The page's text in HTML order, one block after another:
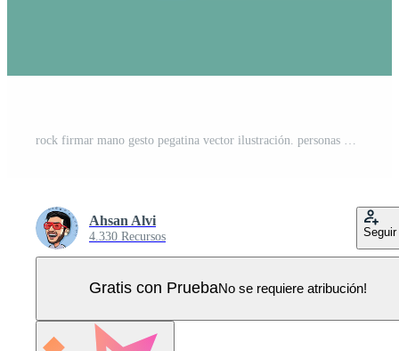
Ahsan Alvi
4.330 Recursos Seguir
Gratis con PruebaNo se requiere atribución!